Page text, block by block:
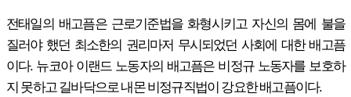
전태일의 배고픔은 근로기준법을 화형시키고 자신의 몸에 불을
질러야 했던 최소한의 권리마저 무시되었던 사회에 대한 배고픔
이다. 뉴코아 이랜드 노동자의 배고픔은 비정규 노동자를 보호하
지 못하고 길바닥으로 내몬 비정규직법이 강요한 배고픔이다.